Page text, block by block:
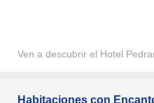
Ven a descubrir el Hotel
Habitaciones con